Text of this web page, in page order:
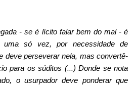
- se é lícito falar bem do mal - é
só vez, por necessidade de
deve perseverar nela, mas convertê-
para os súditos (...) Donde se nota
o usurpador deve ponderar que